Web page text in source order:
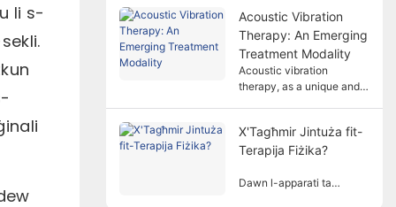
li s-
fuq prinċipji fiżiċi. Jgħin
lill-pazjenti itaffu s-
sintomi u jirrestawraw il-
funzjonijiet tal-ġisem
b'mod mhux invażiv.
Acoustic Vibration
Therapy: An Emerging
Treatment Modality
Acoustic vibration
therapy, as a unique and
attracting people's
attention.
X'Tagħmir Jintuża fit-
Terapija Fiżika?
Dawn l-apparati ta